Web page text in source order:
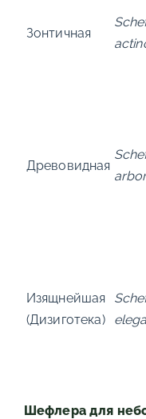
Зонтичная
Древовидная
Изящнейшая
(Дизиготека)
Шефлера для